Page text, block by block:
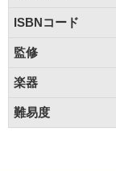
ISBNコード
監修
楽器
難易度